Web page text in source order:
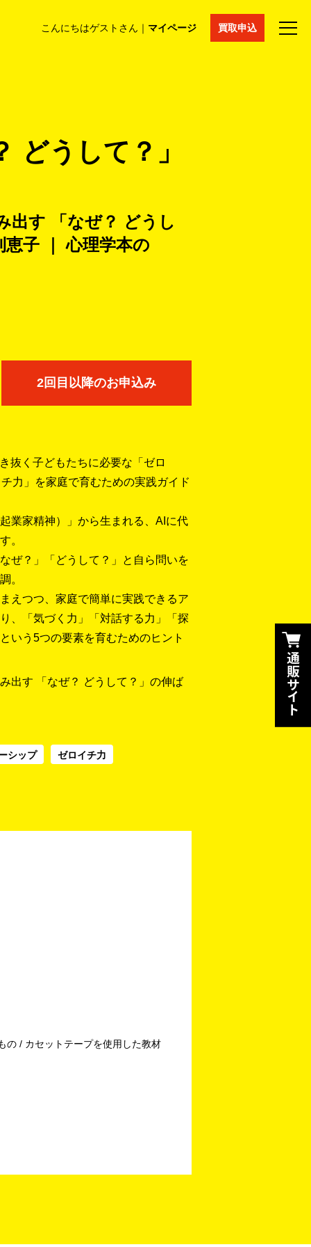
こんにちはゲストさん｜ マイページ 買取申込
コラム マイページ 採用情報 通販サイト
どうして？」
出す 「なぜ？ どうし
子 ｜ 心理学本の
2回目以降のお申込み
抜く子どもたちに必要な「ゼロ
力」を家庭で育むための実践ガイド
業家精神）」から生まれる、AIに代
。
ぜ？」「どうして？」と自ら問いを
。
えつつ、家庭で簡単に実践できるア
、「気づく力」「対話する力」「探
いう5つの要素を育むためのヒント
出す 「なぜ？ どうして？」の伸ば
シップ ゼロイチ力
の / カセットテープを使用した教材